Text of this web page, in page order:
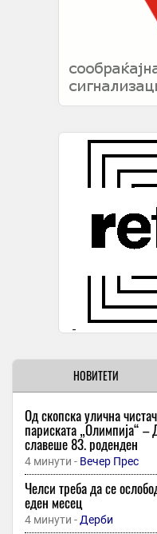
НОВИТЕТИ
Од скопска улична
париската „Олимпија“ –
славеше 83. роденден
4 минути - Вечер Прес
Челси треба да се
еден месец
4 минути - Дерби